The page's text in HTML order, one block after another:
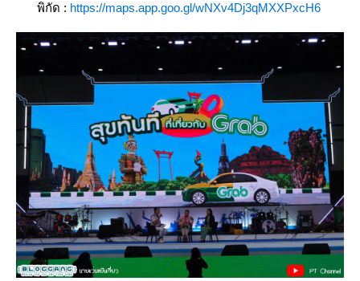
พิกัด : https://maps.app.goo.gl/wNXv4Dj3qMXXPxcH6